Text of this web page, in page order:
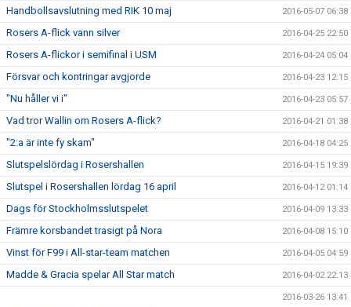
Handbollsavslutning med RIK 10 maj 2016-05-07 06:38
Rosers A-flick vann silver 2016-04-25 22:50
Rosers A-flickor i semifinal i USM 2016-04-24 05:04
Försvar och kontringar avgjorde 2016-04-23 12:15
"Nu håller vi i" 2016-04-23 05:57
Vad tror Wallin om Rosers A-flick? 2016-04-21 01:38
"2:a är inte fy skam" 2016-04-18 04:25
Slutspelslördag i Rosershallen 2016-04-15 19:39
Slutspel i Rosershallen lördag 16 april 2016-04-12 01:14
Dags för Stockholmsslutspelet 2016-04-09 13:33
Främre korsbandet trasigt på Nora 2016-04-08 15:10
Vinst för F99 i All-star-team matchen 2016-04-05 04:59
Madde & Gracia spelar All Star match 2016-04-02 22:13
2016-03-26 13:41